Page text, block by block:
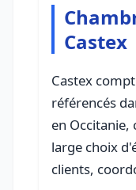
Castex
Castex
référencés
en
large choix
clients,